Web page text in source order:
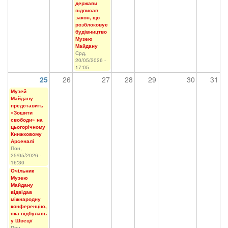
держави
підписав
закон, що
розблоковує
будівництво
Музею
Майдану
Срд,
20/05/2026 -
17:05
25 26 27 28 29 30 31
Музей
Майдану
представить
«Зошити
свободи» на
цьогорічному
Книжковому
Арсеналі
Пон,
25/05/2026 -
16:30
Очільник
Музею
Майдану
відвідав
міжнародну
конференцію,
яка відбулась
у Швеції